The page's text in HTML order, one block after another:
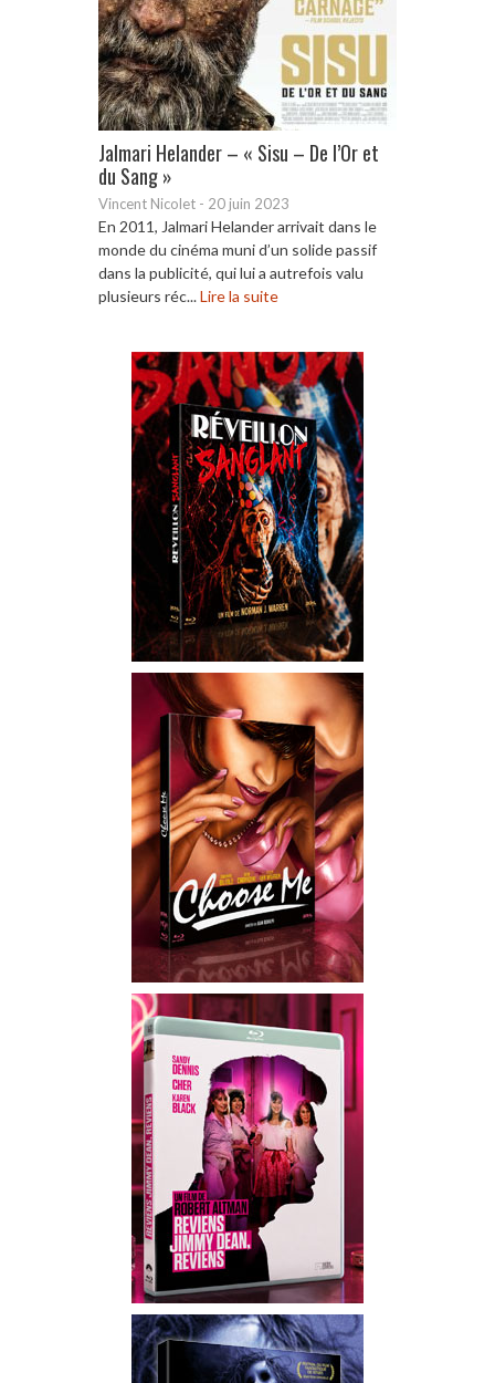
Jalmari Helander – « Sisu – De l’Or et
du Sang »
Vincent Nicolet - 20 juin 2023
En 2011, Jalmari Helander arrivait dans le
monde du cinéma muni d’un solide passif
dans la publicité, qui lui a autrefois valu
plusieurs réc...Lire la suite